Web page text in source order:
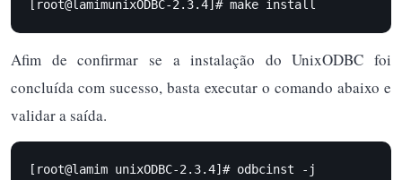
[root@lamimunixODBC-2.3.4]# make install
Afim de confirmar se a instalação do UnixODBC foi
concluída com sucesso, basta executar o comando abaixo e
validar a saída.
[root@lamim unixODBC-2.3.4]# odbcinst -j